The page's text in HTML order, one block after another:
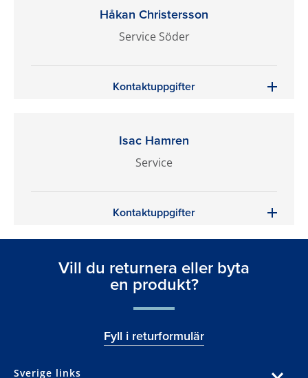
Håkan Christersson
Service Söder
Kontaktuppgifter
Isac Hamren
Service
Kontaktuppgifter
Vill du returnera eller byta
en produkt?
Fyll i returformulär
Sverige links